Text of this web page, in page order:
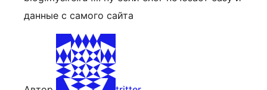
данные с самого сайта